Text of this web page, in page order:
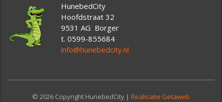
HunebedCity
Hoofdstraat 32
9531 AG Borger
t. 0599-855684
info@hunebedcity.nl
© 2026 Copyright HunebedCity | Realisatie Getaweb